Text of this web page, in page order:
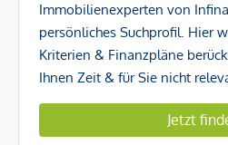
Immobilienexperten von
persönliches Suchprofil. Hier
Kriterien & Finanzpläne
Ihnen Zeit & für Sie nicht
Jetzt